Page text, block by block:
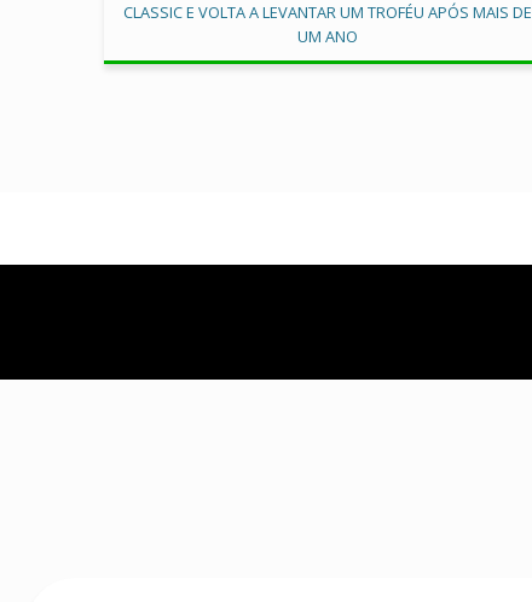
CLASSIC E VOLTA A LEVANTAR UM TROFÉU APÓS MAIS DE
UM ANO